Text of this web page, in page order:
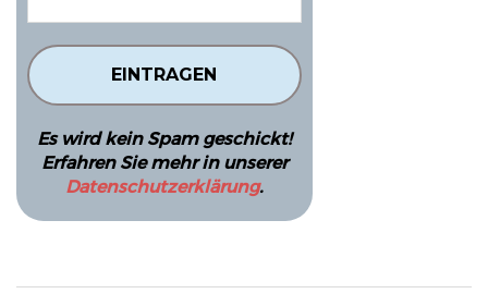
Es wird kein Spam geschickt!
Erfahren Sie mehr in unserer
Datenschutzerklärung.